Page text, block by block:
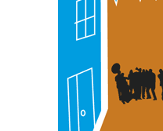
duten interes legitimoa
dezakezun ikusteko.
Lortu zure datu
buruzko informazio
datuen atalean. Edozein